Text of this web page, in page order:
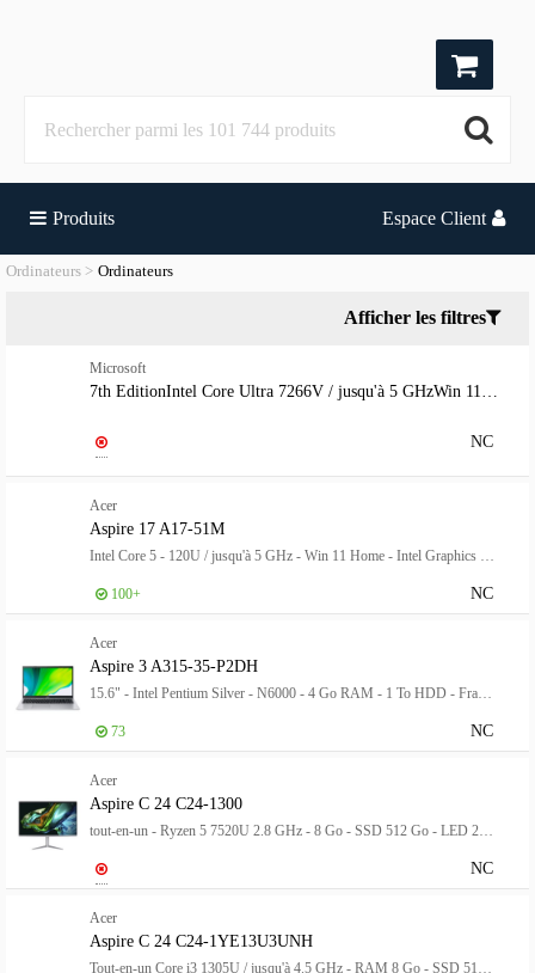
Produits Espace Client
Ordinateurs Ordinateurs
Afficher les filtres
Microsoft
7th EditionIntel Core Ultra 7266V / jusqu'à 5 GHzWin 11 ProIntel Arc Graphics16 Go RAM512 Go SSD15" écran tactile 2496 x 1664 @ 120 HzWi-Fi 7, Bluetoothnoir
NC
Acer
Aspire 17 A17-51M
NC
100+
Acer
Aspire 3 A315-35-P2DH
NC
73
Acer
Aspire C 24 C24-1300
NC
Acer
Aspire C 24 C24-1YE13U3UNH